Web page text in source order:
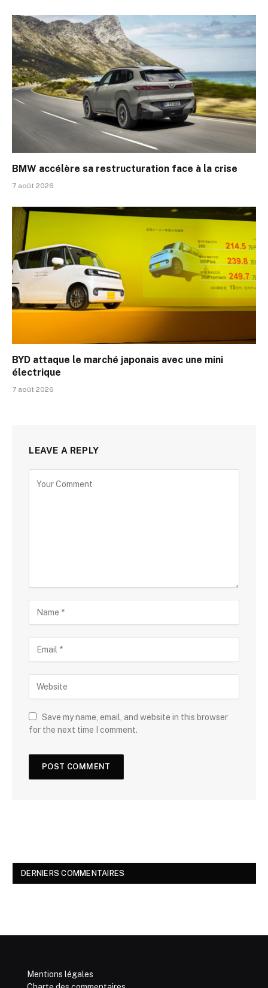
BMW accélère sa restructuration face à la crise
7 août 2026
BYD attaque le marché japonais avec une mini
électrique
7 août 2026
LEAVE A REPLY
Save my name, email, and website in this browser
for the next time I comment.
DERNIERS COMMENTAIRES
Mentions légales